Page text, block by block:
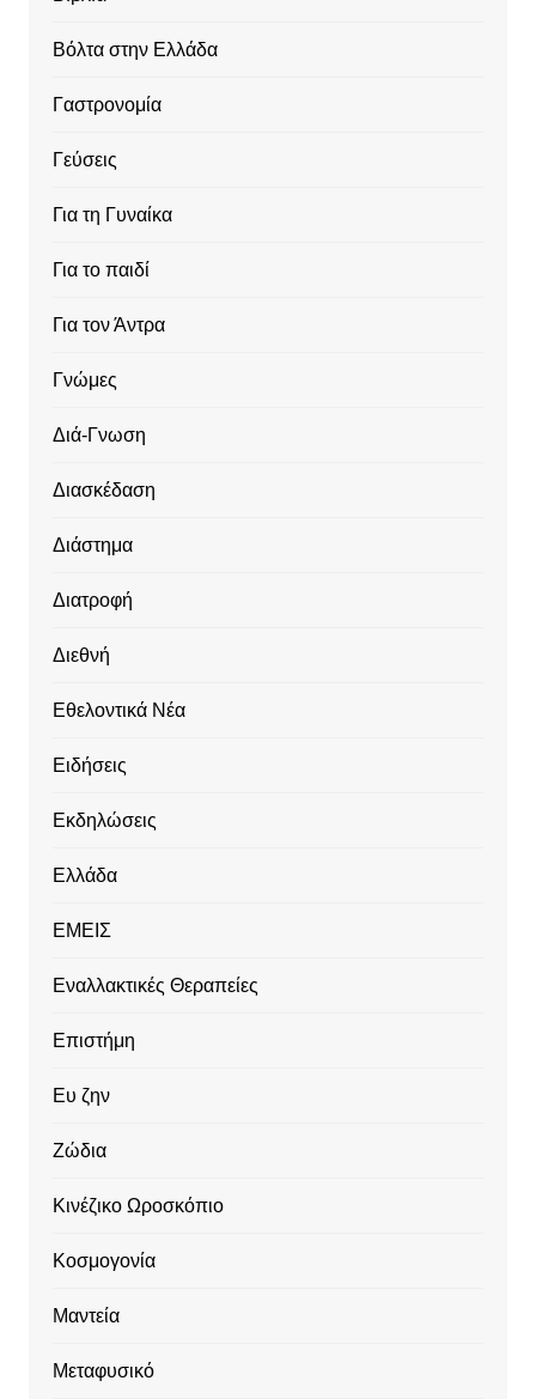
Βόλτα στην Ελλάδα
Γαστρονομία
Γεύσεις
Για τη Γυναίκα
Για το παιδί
Για τον Άντρα
Γνώμες
Διά-Γνωση
Διασκέδαση
Διάστημα
Διατροφή
Διεθνή
Εθελοντικά Νέα
Ειδήσεις
Εκδηλώσεις
Ελλάδα
ΕΜΕΙΣ
Εναλλακτικές Θεραπείες
Επιστήμη
Ευ ζην
Ζώδια
Κινέζικο Ωροσκόπιο
Κοσμογονία
Μαντεία
Μεταφυσικό